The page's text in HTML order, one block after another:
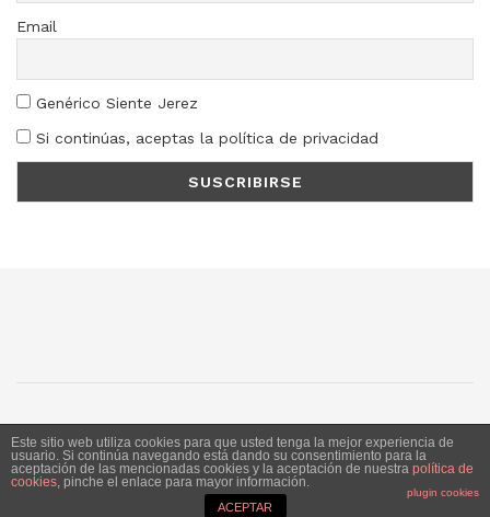
Email
Genérico Siente Jerez
Si continúas, aceptas la política de privacidad
Siente Jerez 2020. Publicación bajo licencia CC
Este sitio web utiliza cookies para que usted tenga la mejor experiencia de
usuario. Si continúa navegando está dando su consentimiento para la
aceptación de las mencionadas cookies y la aceptación de nuestra política de
cookies, pinche el enlace para mayor información.
plugin cookies
ACEPTAR